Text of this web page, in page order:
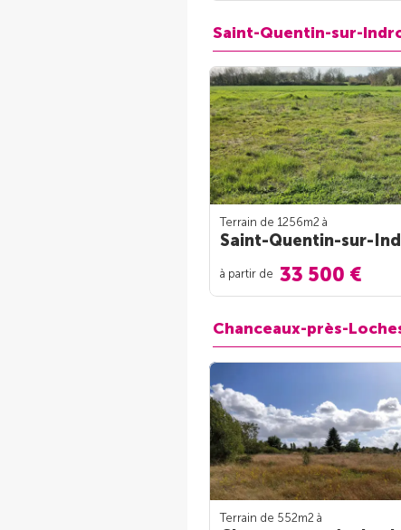
Saint-Quentin-sur-
Terrain de 1256m2 à
Saint-Quentin-sur-
à partir de 33 500 €
Chanceaux-près-
Terrain de 552m2 à